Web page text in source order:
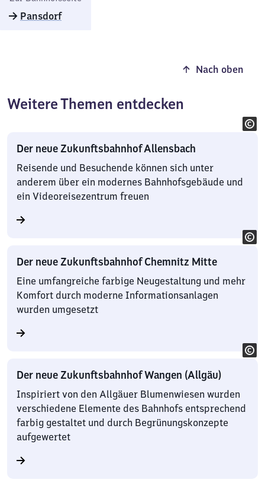
Pansdorf
Nach oben
Weitere Themen entdecken
Der neue Zukunftsbahnhof Allensbach
Reisende und Besuchende können sich unter
anderem über ein modernes Bahnhofsgebäude und
ein Videoreisezentrum freuen
Der neue Zukunftsbahnhof Chemnitz Mitte
Eine umfangreiche farbige Neugestaltung und mehr
Komfort durch moderne Informationsanlagen
wurden umgesetzt
Der neue Zukunftsbahnhof Wangen (Allgäu)
Inspiriert von den Allgäuer Blumenwiesen wurden
verschiedene Elemente des Bahnhofs entsprechend
farbig gestaltet und durch Begrünungskonzepte
aufgewertet